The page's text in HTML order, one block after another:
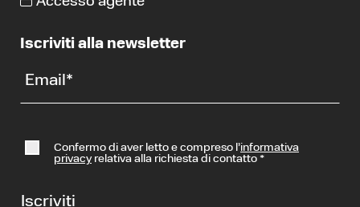
Iscriviti alla newsletter
Email *
Confermo di aver letto e compreso l’informativa
privacyrelativa alla richiesta di contatto *
Iscriviti